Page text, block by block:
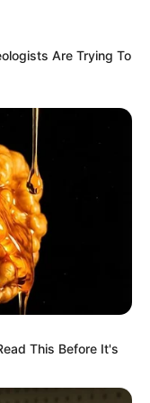
την
Are Trying To
This Before It's